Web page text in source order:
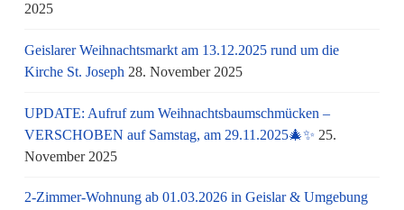
2025
Geislarer Weihnachtsmarkt am 13.12.2025 rund um die
Kirche St. Joseph 28. November 2025
UPDATE: Aufruf zum Weihnachtsbaumschmücken –
VERSCHOBEN auf Samstag, am 29.11.2025🎄✨ 25.
November 2025
2-Zimmer-Wohnung ab 01.03.2026 in Geislar & Umgebung